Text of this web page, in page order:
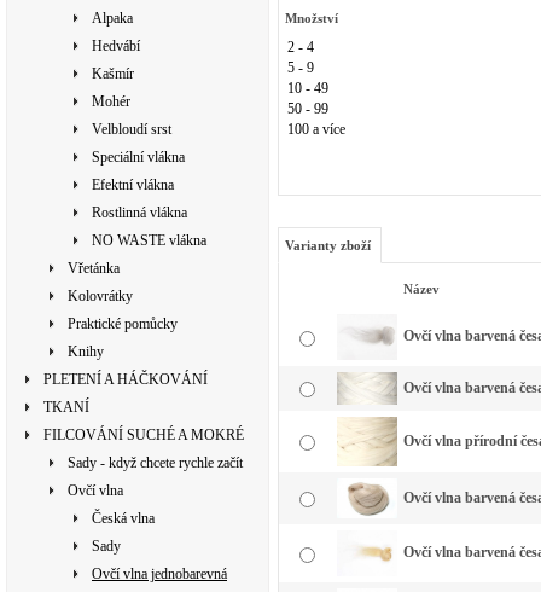
Alpaka
Hedvábí
Kašmír
Mohér
Velbloudí srst
Speciální vlákna
Efektní vlákna
Rostlinná vlákna
NO WASTE vlákna
Vřetánka
Kolovrátky
Praktické pomůcky
Knihy
PLETENÍ A HÁČKOVÁNÍ
TKANÍ
FILCOVÁNÍ SUCHÉ A MOKRÉ
Sady - když chcete rychle začít
Ovčí vlna
Česká vlna
Sady
Ovčí vlna jednobarevná
Množství
2 - 4
5 - 9
10 - 49
50 - 99
100 a více
Varianty zboží
Název
Ovčí vlna barvená
Ovčí vlna barvená
Ovčí vlna přírodní
Ovčí vlna barvená
Ovčí vlna barvená